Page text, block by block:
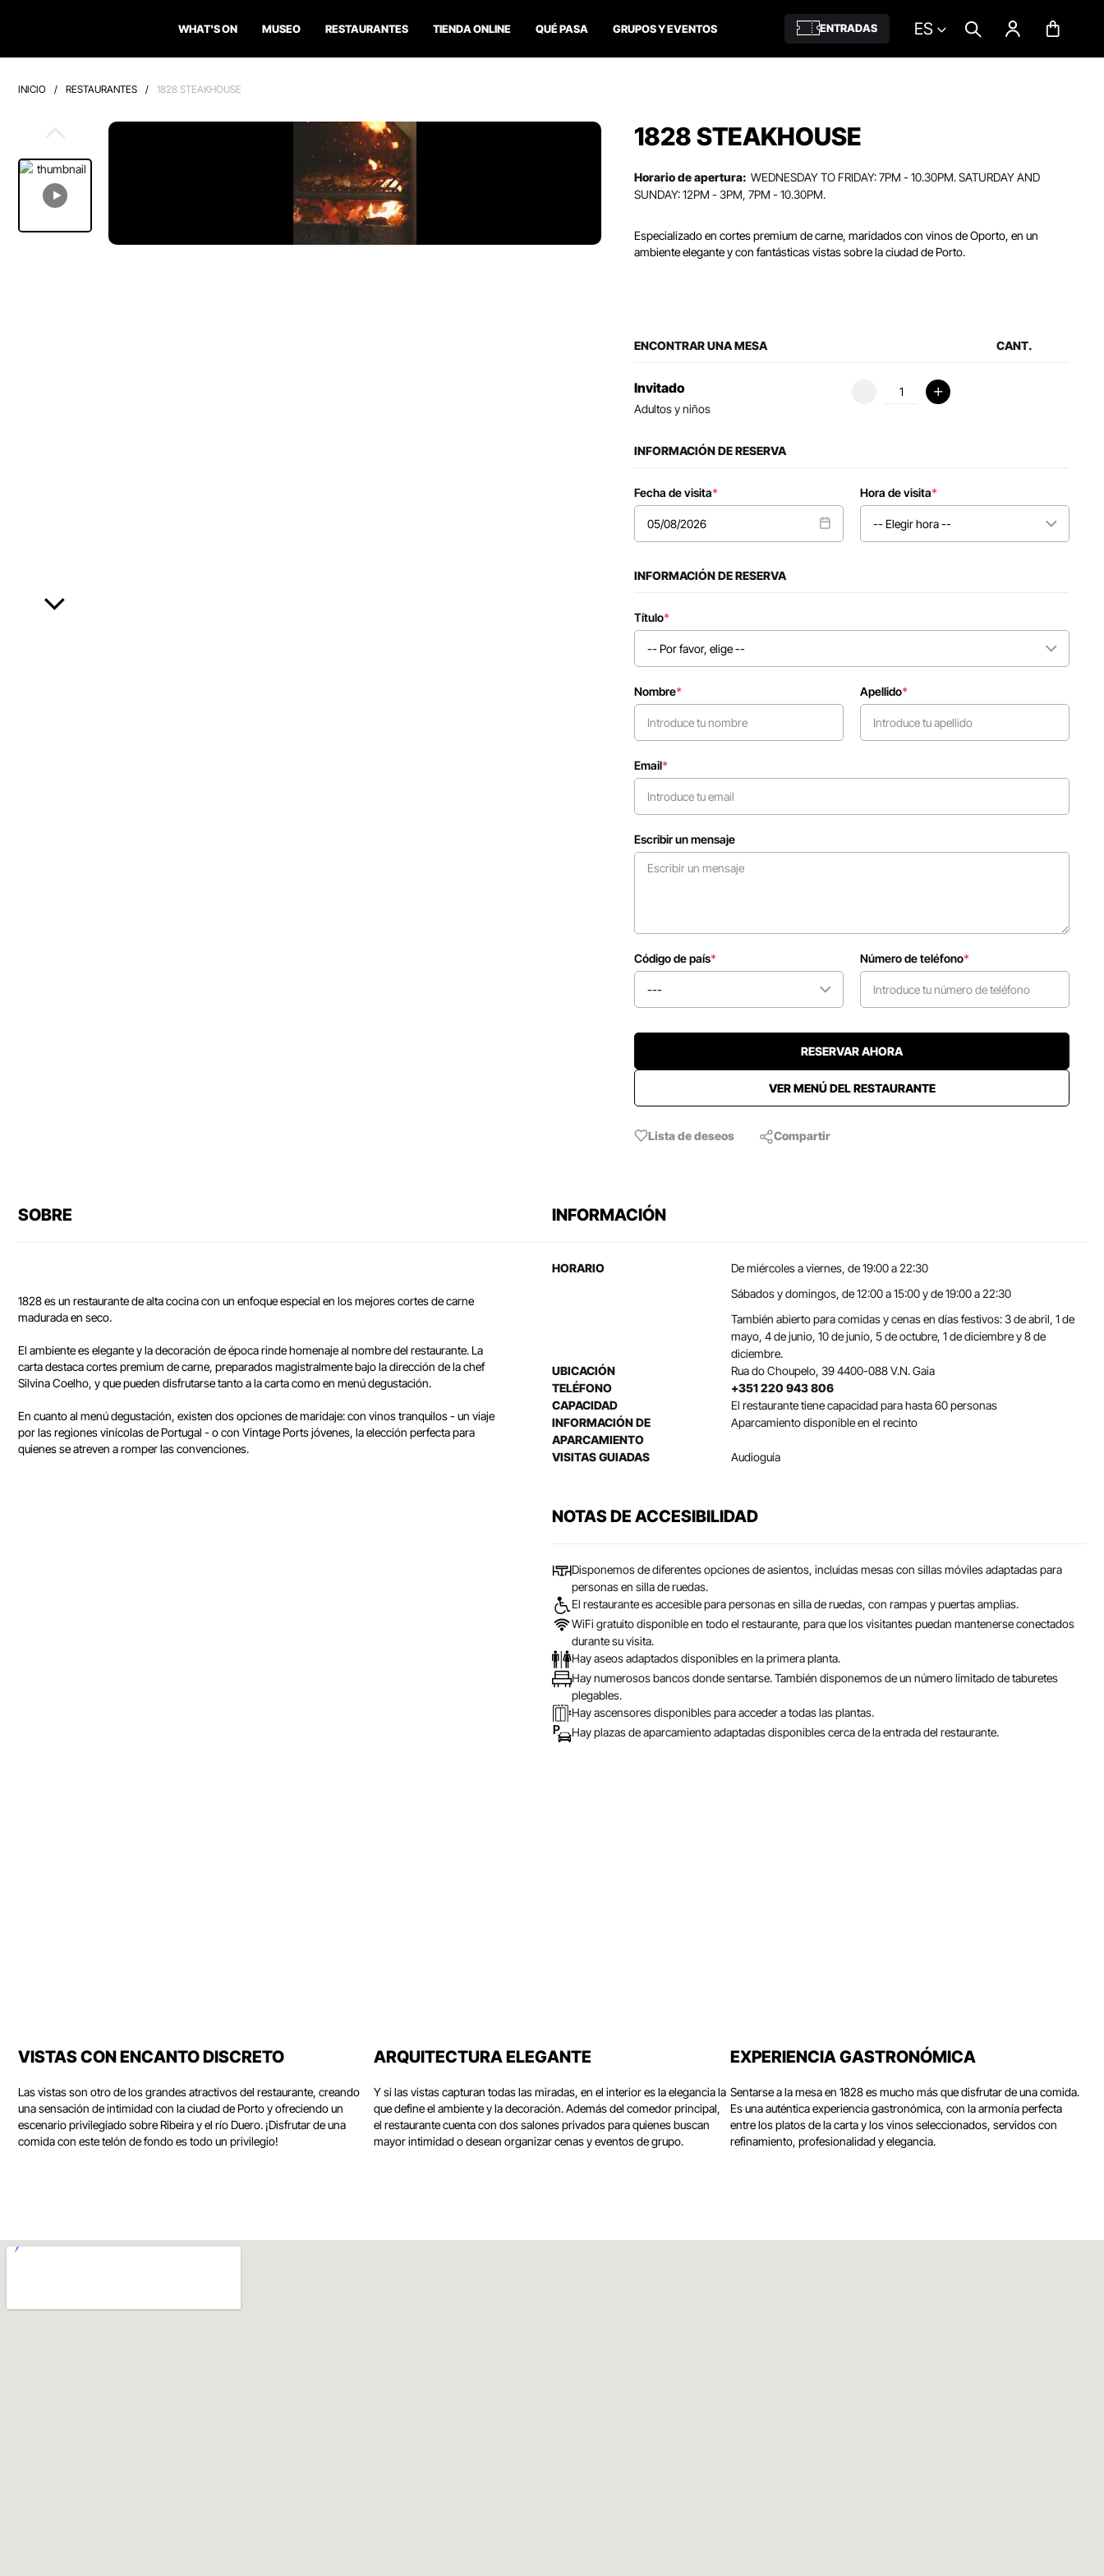
WHAT'S ON MUSEO RESTAURANTES TIENDA ONLINE QUÉ PASA GRUPOS Y EVENTOS ENTRADAS ES
INICIO / RESTAURANTES / 1828 STEAKHOUSE
1828 STEAKHOUSE
Horario de apertura: WEDNESDAY TO FRIDAY: 7PM - 10.30PM. SATURDAY AND
SUNDAY: 12PM - 3PM, 7PM - 10.30PM.
Especializado en cortes premium de carne, maridados con vinos de Oporto, en un
ambiente elegante y con fantásticas vistas sobre la ciudad de Porto.
ENCONTRAR UNA MESA CANT.
Invitado
Adultos y niños
INFORMACIÓN DE RESERVA
Fecha de visita* Hora de visita*
INFORMACIÓN DE RESERVA
Título*
Nombre* Apellido*
Email*
Escribir un mensaje
Código de país* Número de teléfono*
RESERVAR AHORA
VER MENÚ DEL RESTAURANTE
Lista de deseos Compartir
SOBRE
1828 es un restaurante de alta cocina con un enfoque especial en los mejores cortes de carne
madurada en seco.
El ambiente es elegante y la decoración de época rinde homenaje al nombre del restaurante. La
carta destaca cortes premium de carne, preparados magistralmente bajo la dirección de la chef
Silvina Coelho, y que pueden disfrutarse tanto a la carta como en menú degustación.
En cuanto al menú degustación, existen dos opciones de maridaje: con vinos tranquilos - un viaje
por las regiones vinícolas de Portugal - o con Vintage Ports jóvenes, la elección perfecta para
quienes se atreven a romper las convenciones.
INFORMACIÓN
HORARIO
De miércoles a viernes, de 19:00 a 22:30
Sábados y domingos, de 12:00 a 15:00 y de 19:00 a 22:30
También abierto para comidas y cenas en días festivos: 3 de abril, 1 de
mayo, 4 de junio, 10 de junio, 5 de octubre, 1 de diciembre y 8 de
diciembre.
UBICACIÓN
Rua do Choupelo, 39 4400-088 V.N. Gaia
TELÉFONO
+351 220 943 806
CAPACIDAD
El restaurante tiene capacidad para hasta 60 personas
INFORMACIÓN DE
APARCAMIENTO
Aparcamiento disponible en el recinto
VISITAS GUIADAS Audioguía
NOTAS DE ACCESIBILIDAD
Disponemos de diferentes opciones de asientos, incluidas mesas con sillas móviles adaptadas para
personas en silla de ruedas.
El restaurante es accesible para personas en silla de ruedas, con rampas y puertas amplias.
WiFi gratuito disponible en todo el restaurante, para que los visitantes puedan mantenerse conectados
durante su visita.
Hay aseos adaptados disponibles en la primera planta.
Hay numerosos bancos donde sentarse. También disponemos de un número limitado de taburetes
plegables.
Hay ascensores disponibles para acceder a todas las plantas.
Hay plazas de aparcamiento adaptadas disponibles cerca de la entrada del restaurante.
VISTAS CON ENCANTO DISCRETO
Las vistas son otro de los grandes atractivos del restaurante, creando
una sensación de intimidad con la ciudad de Porto y ofreciendo un
escenario privilegiado sobre Ribeira y el río Duero. ¡Disfrutar de una
comida con este telón de fondo es todo un privilegio!
ARQUITECTURA ELEGANTE
Y si las vistas capturan todas las miradas, en el interior es la elegancia la
que define el ambiente y la decoración. Además del comedor principal,
el restaurante cuenta con dos salones privados para quienes buscan
mayor intimidad o desean organizar cenas y eventos de grupo.
EXPERIENCIA GASTRONÓMICA
Sentarse a la mesa en 1828 es mucho más que disfrutar de una comida.
Es una auténtica experiencia gastronómica, con la armonía perfecta
entre los platos de la carta y los vinos seleccionados, servidos con
refinamiento, profesionalidad y elegancia.